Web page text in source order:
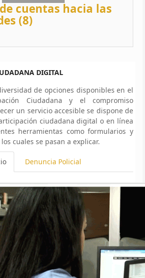
cuentas hacia las
(8)
DIGITAL
de opciones disponibles en el
Ciudadana y el compromiso
un servicio accesible se dispone de
ciudadana digital o en línea
herramientas como formularios y
cuales se pasan a explicar.
Denuncia Policial